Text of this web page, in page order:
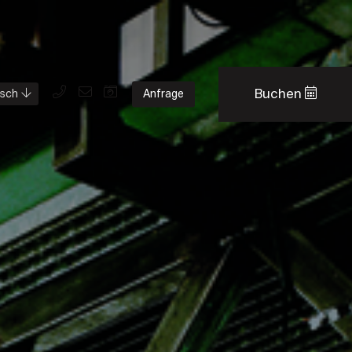
Anfrage Buchen